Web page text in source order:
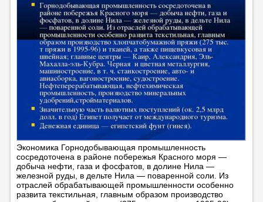
Экономика Горнодобывающая промышленность
сосредоточена в районе побережья Красного моря —
добыча нефти, газа и фосфатов, в долине Нила —
железной руды, в дельте Нила — поваренной соли. Из
отраслей обрабатывающей промышленности особенно
развита текстильная, главным образом производство